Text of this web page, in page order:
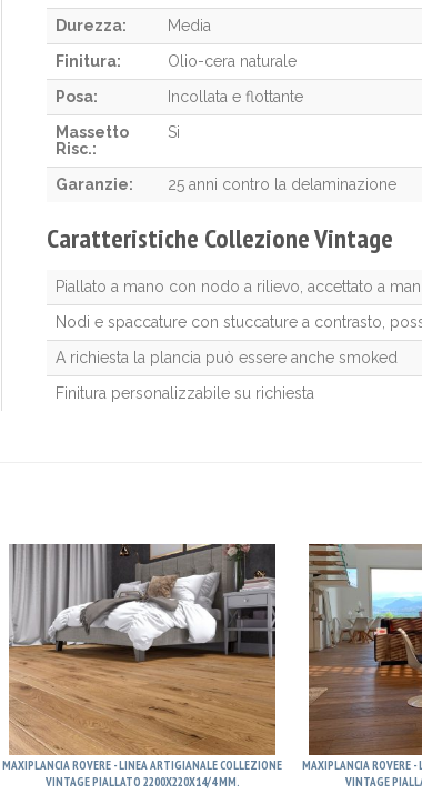
Durezza:
Media
Finitura:
Olio-cera naturale
Posa:
Incollata e flottante
Massetto
Risc.:
Si
Garanzie: 25 anni contro la delaminazione
Caratteristiche Collezione Vintage
Piallato a mano con nodo a rilievo, accettato a
Nodi e spaccature con stuccature a contrasto,
A richiesta la plancia può essere anche smoked
Finitura personalizzabile su richiesta
MAXIPLANCIA ROVERE - LINEA ARTIGIANALE COLLEZIONE
VINTAGE PIALLATO 2200X220X14/4 MM.
MAXIPLANCIA ROVERE
VINTAGE